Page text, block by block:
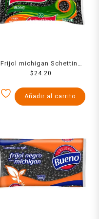
Frijol michigan Schettino
900 g
$24.20
Añadir al carrito